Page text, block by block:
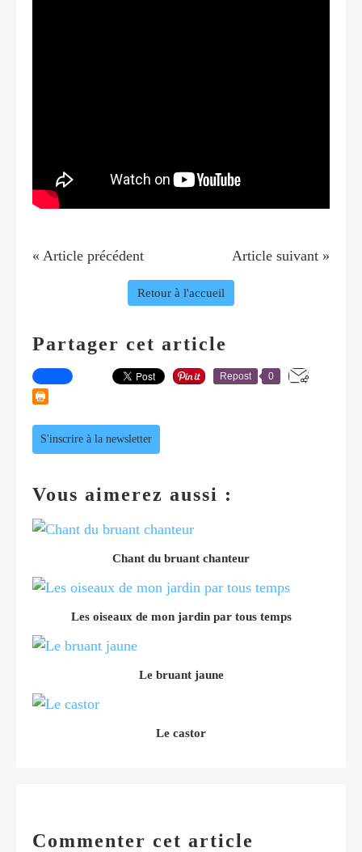
« Article précédent Article suivant »
Retour à l'accueil
Partager cet article
Repost 0
S'inscrire à la newsletter
Vous aimerez aussi :
Chant du bruant chanteur
Les oiseaux de mon jardin par tous temps
Le bruant jaune
Le castor
Commenter cet article